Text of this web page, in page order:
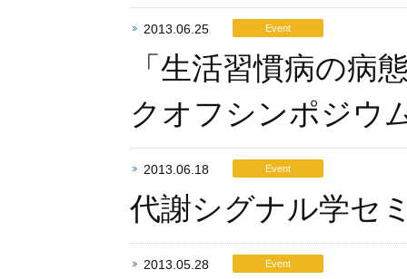
2013.06.25 Event
「生活習慣病の病
クオフシンポジウ
2013.06.18 Event
代謝シグナル学セ
2013.05.28 Event